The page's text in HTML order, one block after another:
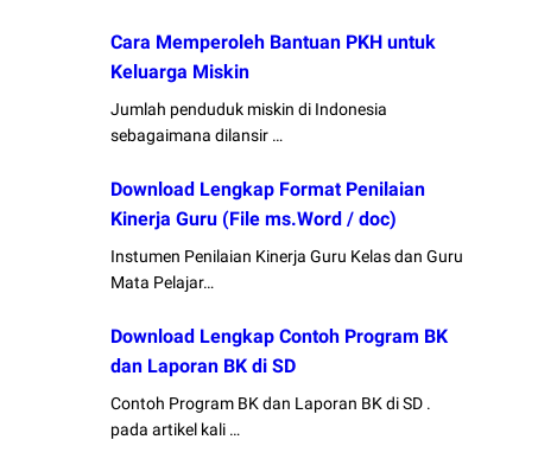
Cara Memperoleh Bantuan PKH untuk
Keluarga Miskin
Jumlah penduduk miskin di Indonesia
sebagaimana dilansir …
Download Lengkap Format Penilaian
Kinerja Guru (File ms.Word / doc)
Instumen Penilaian Kinerja Guru Kelas dan Guru
Mata Pelajar…
Download Lengkap Contoh Program BK
dan Laporan BK di SD
Contoh Program BK dan Laporan BK di SD .
pada artikel kali …